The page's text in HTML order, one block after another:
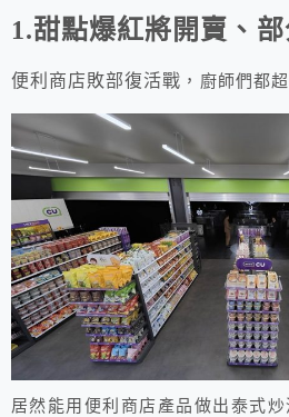
1.甜點爆紅將開賣、
便利商店敗部復活戰 ，廚師們都
居然能用便利商店產品做出泰式